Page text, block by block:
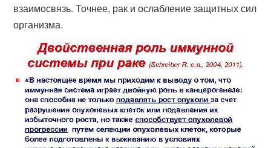
взаимосвязь. Точнее, рак и ослабление защитных сил
организма.